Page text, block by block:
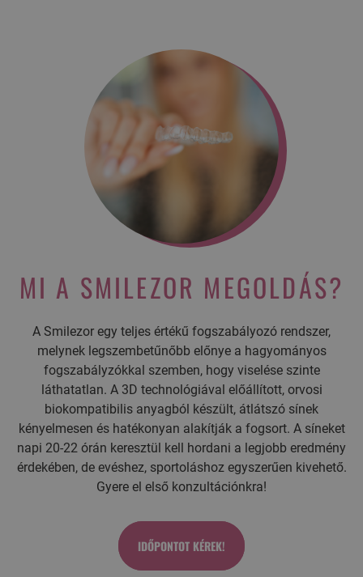
MI A SMILEZOR MEGOLDÁS?
A Smilezor egy teljes értékű fogszabályozó rendszer,
melynek legszembetűnőbb előnye a hagyományos
fogszabályzókkal szemben, hogy viselése szinte
láthatatlan. A 3D technológiával előállított, orvosi
biokompatibilis anyagból készült, átlátszó sínek
kényelmesen és hatékonyan alakítják a fogsort. A síneket
napi 20-22 órán keresztül kell hordani a legjobb eredmény
érdekében, de evéshez, sportoláshoz egyszerűen kivehető.
Gyere el első konzultációnkra!
IDŐPONTOT KÉREK!